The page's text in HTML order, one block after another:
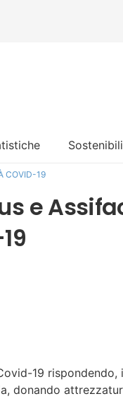
COVID-19
e
19 rispondendo,
donando